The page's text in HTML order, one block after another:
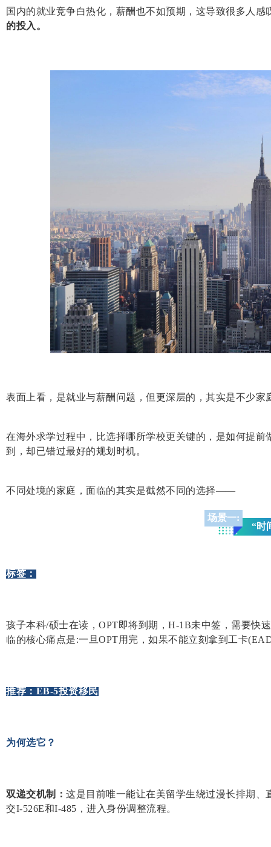
国内的就业竞争白热化，薪酬也不如预期，这导致很多人感
的投入。
表面上看，是就业与薪酬问题，但更深层的，其实是不少家
在海外求学过程中，比选择哪所学校更关键的，是如何提
到，却已错过最好的规划时机。
不同处境的家庭，面临的其实是截然不同的选择——
场景一:
“时
标签：
孩子本科/硕士在读，OPT即将到期，H-1B未中签，需要快
临的核心痛点是:一旦OPT用完，如果不能立刻拿到工卡
推荐：EB-5投资移民
为何选它？
双递交机制： 这是目前唯一能让在美留学生绕过漫长排期
交I-526E和I-485，进入身份调整流程。